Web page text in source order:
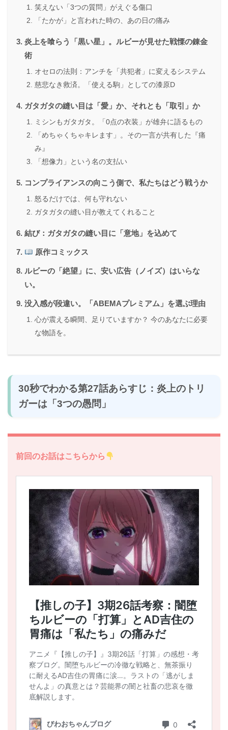
笑えない「3つの質問」がえぐる傷口
「たかが」と言われた時の、あの日の痛み
炎上を喰らう「黒い星」。ルビーが見せた戦慄の錬金
術
オセロの法則：アンチを「共犯者」に変えるシステム
慈悲なき救済。「使える駒」としての漆原D
ガタガタの縫い目は「愛」か、それとも「取引」か
ミシンもガタガタ。「0点の衣装」が雄弁に語るもの
「めちゃくちゃキレます」。その一言が共有した『痛
み』
「想像力」という名の支払い
コンプライアンスの向こう側で、私たちはどう戦うか
怒るだけでは、何も守れない
ガタガタの縫い目が教えてくれること
結び：ガタガタの縫い目に「意地」を込めて
原作コミックス
ルビーの「絶望」に、安い広告（ノイズ）はいらな
い。
没入感が段違い。「ABEMAプレミアム」を選ぶ理由
心が震える瞬間、足りていますか？ 今のあなたに必要
な物語を。
30秒でわかる第27話あらすじ：炎上のトリ
ガーは「3つの愚問」
前回のお話はこちらから